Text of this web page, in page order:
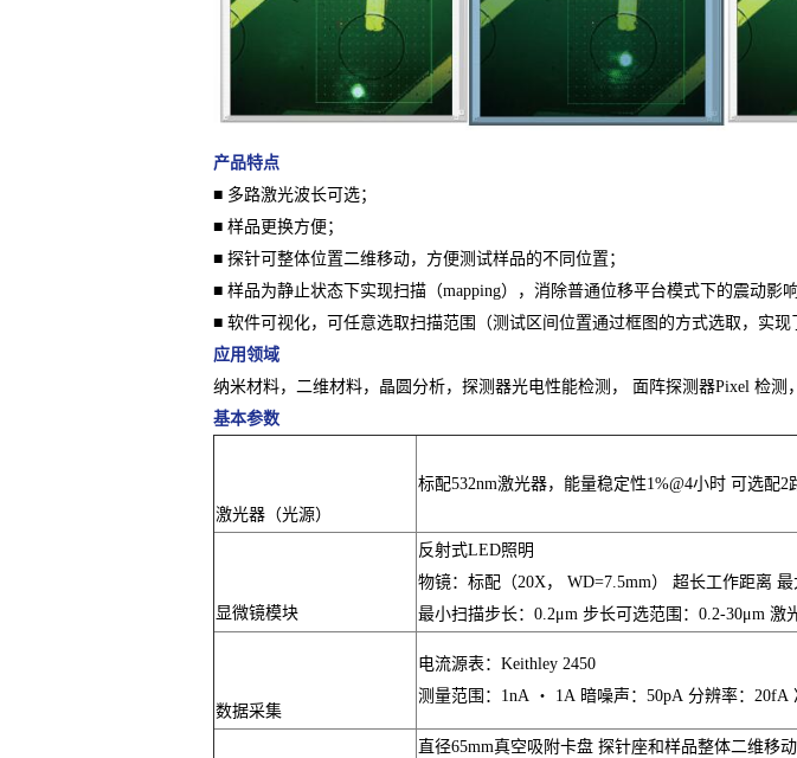
产品特点
■ 多路激光波长可选；
■ 样品更换方便；
■ 探针可整体位置二维移动，方便测试样品的不同位置；
■ 样品为静止状态下实现扫描（mapping），消除普通位移平台模式下的震动影响
■ 软件可视化，可任意选取扫描范围（测试区间位置通过框图的方式选取，实现
应用领域
纳米材料，二维材料，晶圆分析，探测器光电性能检测， 面阵探测器Pixel 检测
基本参数
激光器（光源）
标配532nm激光器，能量稳定性1%@4小时 可选配
显微镜模块
反射式LED照明
物镜：标配（20X， WD=7.5mm） 超长工作距离
最小扫描步长：0.2μm 步长可选范围：0.2-30μm 激
数据采集
电流源表：Keithley 2450
测量范围：1nA ・ 1A 暗噪声：50pA 分辨率：20fA
直径65mm真空吸附卡盘 探针座和样品整体二维移